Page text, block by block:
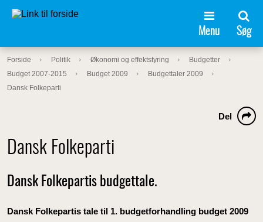
Menu Søg
Forside Politik Økonomi og effektstyring
Budgetter
Budget 2007-2015
Budget 2009
Budgettaler 2009
Dansk Folkeparti
Dansk Folkeparti
Del
Dansk Folkepartis budgettale.
Dansk Folkepartis tale til 1. budgetforhandling budget 2009